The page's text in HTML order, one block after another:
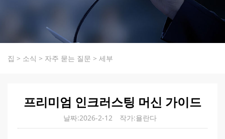
집 > 소식 > 자주 묻는 질문 > 세부
프리미엄 인크러스팅 머신 가이드
날짜:2026-2-12 작가:욜란다